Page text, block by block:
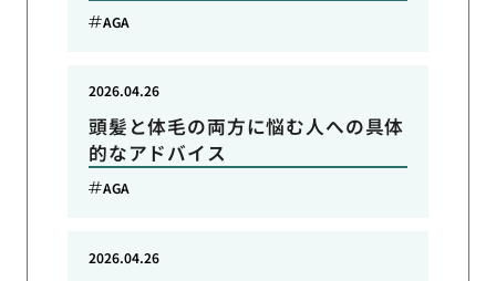
AGA
頭髪と体毛の両方に悩む人への具体
的なアドバイス
2026.04.26
AGA
2026.04.26